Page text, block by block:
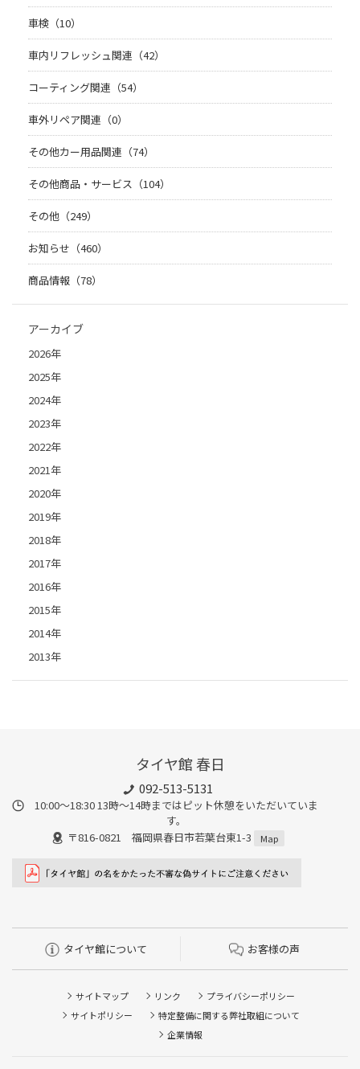
車検（10）
車内リフレッシュ関連（42）
コーティング関連（54）
車外リペア関連（0）
その他カー用品関連（74）
その他商品・サービス（104）
その他（249）
お知らせ（460）
商品情報（78）
アーカイブ
2026年
2025年
2024年
2023年
2022年
2021年
2020年
2019年
2018年
2017年
2016年
2015年
2014年
2013年
タイヤ館 春日
092-513-5131
10:00～18:30 13時〜14時まではピット休憩をいただいていま
す。
〒816-0821 福岡県春日市若葉台東1-3
Map
タイヤ館について お客様の声
サイトマップ リンク
プライバシーポリシー
サイトポリシー
特定整備に関する弊社取組について
企業情報